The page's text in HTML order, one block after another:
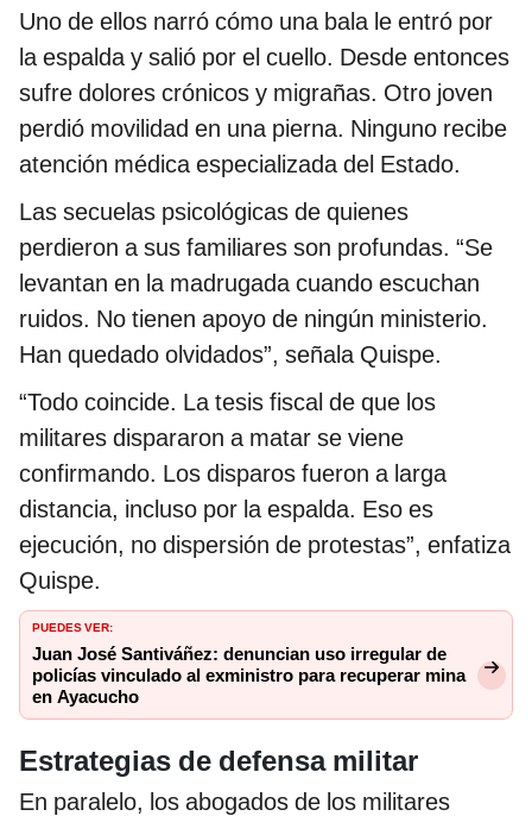
Uno de ellos narró cómo una bala le entró por
la espalda y salió por el cuello. Desde entonces
sufre dolores crónicos y migrañas. Otro joven
perdió movilidad en una pierna. Ninguno recibe
atención médica especializada del Estado.
Las secuelas psicológicas de quienes
perdieron a sus familiares son profundas. “Se
levantan en la madrugada cuando escuchan
ruidos. No tienen apoyo de ningún ministerio.
Han quedado olvidados”, señala Quispe.
“Todo coincide. La tesis fiscal de que los
militares dispararon a matar se viene
confirmando. Los disparos fueron a larga
distancia, incluso por la espalda. Eso es
ejecución, no dispersión de protestas”, enfatiza
Quispe.
PUEDES VER:
Juan José Santiváñez: denuncian uso irregular de
policías vinculado al exministro para recuperar mina
en Ayacucho
Estrategias de defensa militar
En paralelo, los abogados de los militares